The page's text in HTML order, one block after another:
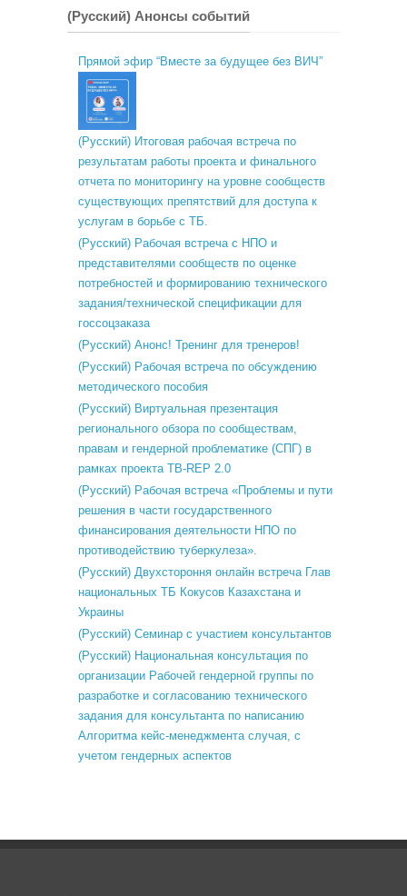
(Русский) Анонсы событий
Прямой эфир “Вместе за будущее без ВИЧ”
(Русский) Итоговая рабочая встреча по
результатам работы проекта и финального
отчета по мониторингу на уровне сообществ
существующих препятствий для доступа к
услугам в борьбе с ТБ.
(Русский) Рабочая встреча с НПО и
представителями сообществ по оценке
потребностей и формированию технического
задания/технической спецификации для
госсоцзаказа
(Русский) Анонс! Тренинг для тренеров!
(Русский) Рабочая встреча по обсуждению
методического пособия
(Русский) Виртуальная презентация
регионального обзора по сообществам,
правам и гендерной проблематике (СПГ) в
рамках проекта TB-REP 2.0
(Русский) Рабочая встреча «Проблемы и пути
решения в части государственного
финансирования деятельности НПО по
противодействию туберкулеза».
(Русский) Двухстороння онлайн встреча Глав
национальных ТБ Кокусов Казахстана и
Украины
(Русский) Семинар с участием консультантов
(Русский) Национальная консультация по
организации Рабочей гендерной группы по
разработке и согласованию технического
задания для консультанта по написанию
Алгоритма кейс-менеджмента случая, с
учетом гендерных аспектов